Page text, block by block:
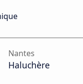
Nantes
Haluchère